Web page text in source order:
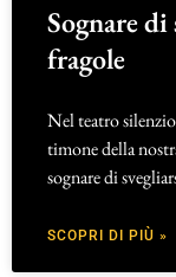
Sognare
fragole
Nel teatro
timone della
sognare di
SCOPRI DI PIÙ »